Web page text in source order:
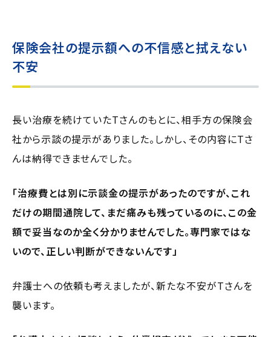
保険会社の提示額への不信感と拭えない
不安
長い治療を続けていたTさんのもとに、相手方の保険会
社から示談の提示がありました。しかし、その内容にTさ
んは納得できませんでした。
「治療費とは別に示談金の提示があったのですが、これ
だけの期間通院して、まだ痛みも残っているのに、この金
額で妥当なのか全く分かりませんでした。専門家ではな
いので、正しい判断ができないんです」
弁護士への依頼も考えましたが、新たな不安がTさんを
襲います。